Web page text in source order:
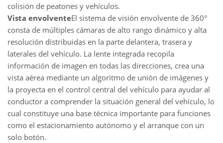
colisión de peatones y vehículos.
Vista envolventeEl sistema de visión envolvente de 360°
consta de múltiples cámaras de alto rango dinámico y alta
resolución distribuidas en la parte delantera, trasera y
laterales del vehículo. La lente integrada recopila
información de imagen en todas las direcciones, crea una
vista aérea mediante un algoritmo de unión de imágenes y
la proyecta en el control central del vehículo para ayudar al
conductor a comprender la situación general del vehículo, lo
cual constituye una base técnica importante para funciones
como el estacionamiento autónomo y el arranque con un
solo botón.